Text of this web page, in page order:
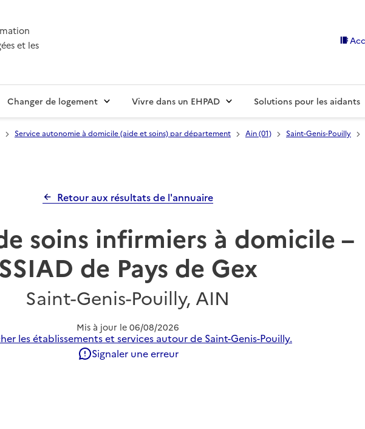
et les
Changer de logement Vivre dans un EHPAD Solutions pour les aidants
Service autonomie à domicile (aide et soins) par département Ain (01) Saint-Genis-Pouilly
Retour aux résultats de l'annuaire
soins infirmiers à domicile –
de Pays de Gex
Saint-Genis-Pouilly, AIN
Mis à jour le 06/08/2026
les établissements et services autour de Saint-Genis-Pouilly.
Signaler une erreur